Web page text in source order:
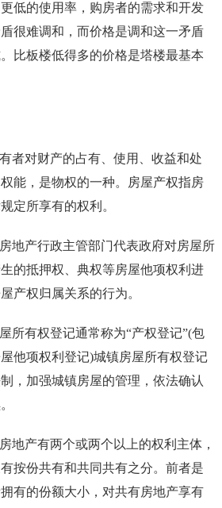
低的使用率，购房者的需求和开发
很难调和，而价格是调和这一矛盾
比板楼低得多的价格是塔楼最基本
者对财产的占有、使用、收益和处
能，是物权的一种。房屋产权指房
定所享有的权利。
地产行政主管部门代表政府对房屋所
的抵押权、典权等房屋他项权利进
产权归属关系的行为。
所有权登记通常称为“产权登记”(包
他项权利登记)城镇房屋所有权登记
，加强城镇房屋的管理，依法确认
地产有两个或两个以上的权利主体，
按份共有和共同共有之分。前者是
有的份额大小，对共有房地产享有